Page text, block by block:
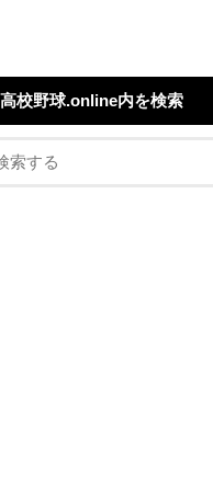
高校野球.online内を検索